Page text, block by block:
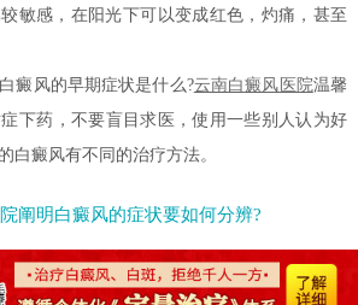
敏感，在阳光下可以变成红色，灼痛，甚至
风的早期症状是什么?云南白癜风医院温馨
下药，不要盲目求医，使用一些别人认为好
白癜风有不同的治疗方法。
阐明白癜风的症状要如何分辨?